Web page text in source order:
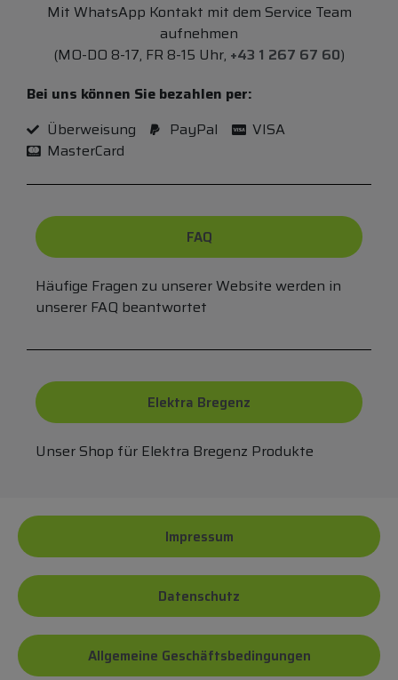
Mit WhatsApp Kontakt mit dem Service Team
aufnehmen
(MO-DO 8-17, FR 8-15 Uhr, +43 1 267 67 60)
Bei uns können Sie bezahlen per:
Überweisung
PayPal
VISA
MasterCard
FAQ
Häufige Fragen zu unserer Website werden in
unserer FAQ beantwortet
Elektra Bregenz
Unser Shop für Elektra Bregenz Produkte
Impressum
Datenschutz
Allgemeine Geschäftsbedingungen